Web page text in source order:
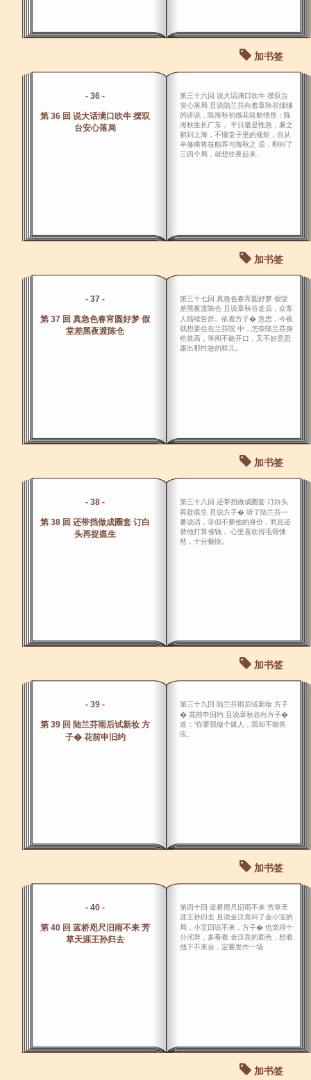
加书签
- 36 -
第 36 回 说大话满口吹牛 摆双
台安心落局
第三十六回 说大话满口吹牛 摆双台
安心落局 且说陆兰芬向着章秋谷细细
的讲说，陈海秋初做花筱舫情形：陈
海秋生长广东， 平日最是性急，兼之
初到上海，不懂堂子里的规矩，自从
辛修甫将筱舫荐与海秋之 后，刚叫了
三四个局，就想住夜起来。
加书签
- 37 -
第 37 回 真急色春宵圆好梦 假
堂差黑夜渡陈仓
第三十七回 真急色春宵圆好梦 假堂
差黑夜渡陈仓 且说章秋谷走后，众客
人陆续告辞。依着方子� 意思，今夜
就想要住在兰芬院 中，怎奈陆兰芬身
价甚高，等闲不敢开口，又不好意思
露出那性急的样儿。
加书签
- 38 -
第 38 回 还带挡做成圈套 订白
头再捉瘟生
第三十八回 还带挡做成圈套 订白头
再捉瘟生 且说方子� 听了陆兰芬一
番说话，非但不要他的身价，而且还
替他打算省钱， 心里喜欢得毛骨悚
然，十分畅快。
加书签
- 39 -
第 39 回 陆兰芬雨后试新妆 方
子� 花前申旧约
第三十九回 陆兰芬雨后试新妆 方子
� 花前申旧约 且说章秋谷向方子�
道：“你要我做个媒人，我却不能答
应。
加书签
- 40 -
第 40 回 蓝桥咫尺旧雨不来 芳
草天涯王孙归去
第四十回 蓝桥咫尺旧雨不来 芳草天
涯王孙归去 且说金汉良叫了金小宝的
局，小宝回说不来，方子� 也觉得十
分诧异，多看着 金汉良的面色，想着
他下不来台，定要发作一场
加书签